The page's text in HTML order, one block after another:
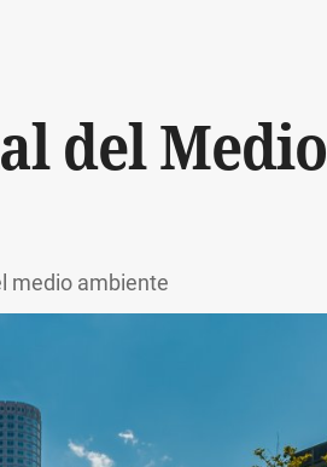
del Medio
medio ambiente